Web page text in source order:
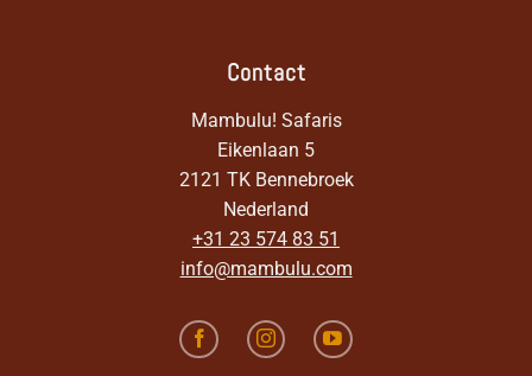
Contact
Mambulu! Safaris
Eikenlaan 5
2121 TK Bennebroek
Nederland
+31 23 574 83 51
info@mambulu.com